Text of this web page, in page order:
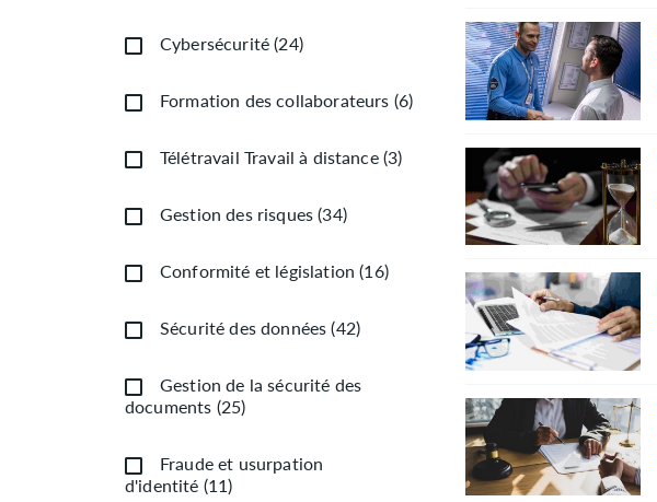
Cybersécurité(24)
Formation des collaborateurs (6)
Télétravail Travail à distance(3)
Gestion des risques(34)
Conformité et législation (16)
Sécurité des données(42)
Gestion de la sécurité des
documents (25)
Fraude et usurpation
d'identité (11)